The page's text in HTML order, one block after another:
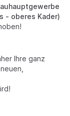
- oberes Kader)
Ihre ganz